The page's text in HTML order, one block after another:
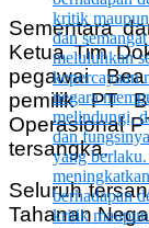
Sementara
Ketua Tim
pegawai
pemilik PT
Operasional
tersangka.
Seluruh
Tahanan